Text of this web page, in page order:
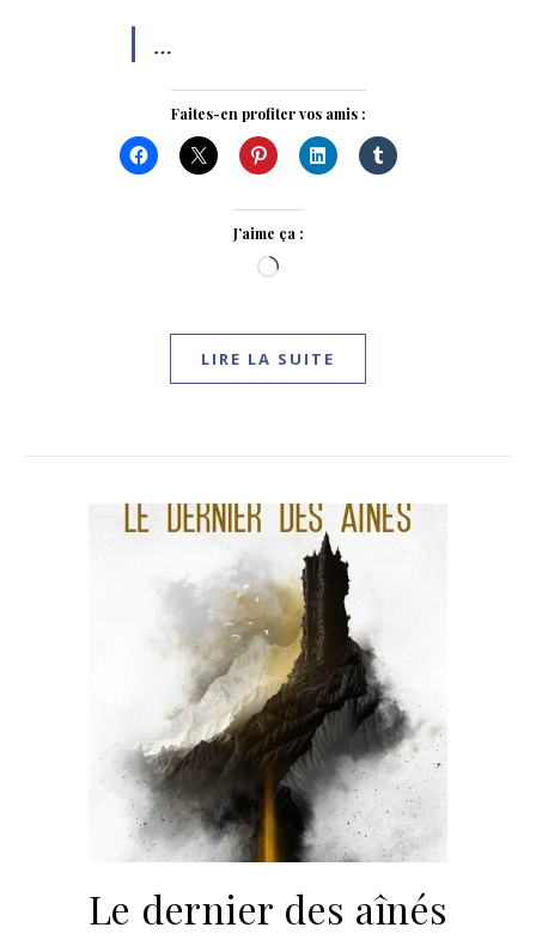
…
Faites-en profiter vos amis :
J’aime ça :
Chargement…
LIRE LA SUITE
Le dernier des aînés